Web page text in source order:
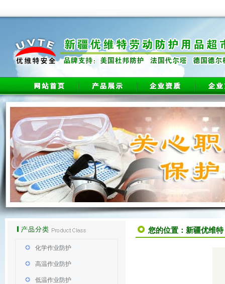
化学作业防护
高温作业防护
低温作业防护
您的位置： 新疆优维特